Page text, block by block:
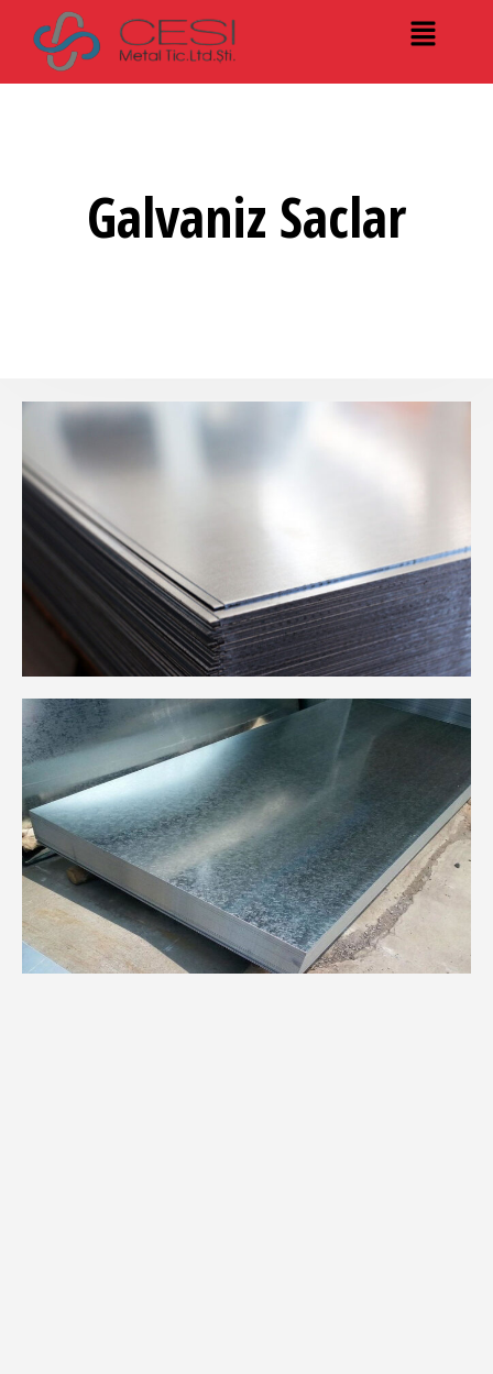
Galvaniz Saclar